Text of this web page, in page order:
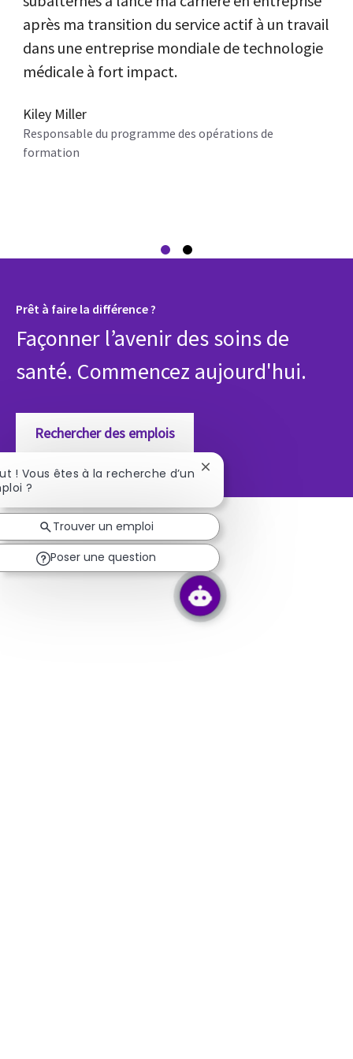
après ma transition du service actif à un travail
dans une entreprise mondiale de technologie
médicale à fort impact.
Kiley Miller
Responsable du programme des opérations de
formation
Prêt à faire la différence ?
Façonner l’avenir des soins de
santé. Commencez aujourd'hui.
Rechercher des emplois
! Vous êtes à la recherche d’un
?
Fermer la notification du
Trouver un emploi
Poser une question